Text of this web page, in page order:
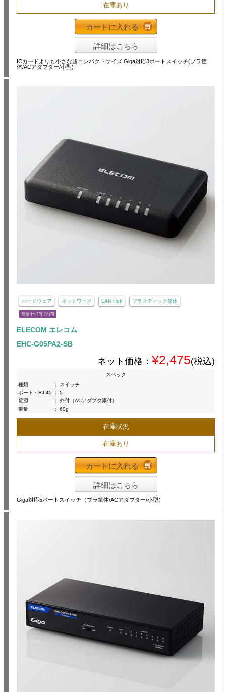
在庫あり
カートに入れる
詳細はこちら
ICカードよりも小さな超コンパクトサイズ Giga対応3ポートスイッチ(プラ筐
体/ACアダプター/小型)
ハードウェア ネットワーク LAN Hub プラスティック筐体
最短 1〜3日で出荷
ELECOM エレコム
EHC-G05PA2-SB
ネット価格： ¥2,475(税込)
スペック
種類
:
スイッチ
ポート・RJ-45 :
5
電源
:
外付（ACアダプタ添付）
重量
: 60g
在庫状況
在庫あり
カートに入れる
詳細はこちら
Giga対応5ポートスイッチ（プラ筐体/ACアダプター/小型）